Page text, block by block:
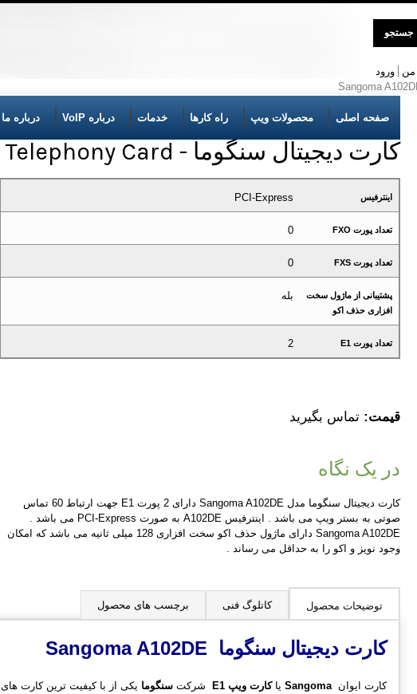
جستجو
من
ورود
صفحه اصلی محصولات ویپ راه کارها خدمات درباره VoIP درباره ما
کارت دیجیتال سنگوما - Sangoma A102DE Telephony Card
اینترفیس PCI-Express
تعداد پورت FXO 0
تعداد پورت FXS 0
پشتیبانی از ماژول سخت
افزاری حذف اکو
بله
تعداد پورت E1 2
قیمت: تماس بگیرید
در یک نگاه
کارت دیجیتال سنگوما مدل Sangoma A102DE دارای 2 پورت E1 جهت ارتباط 60 تماس
صوتی به بستر ویپ می باشد . اینترفیس A102DE به صورت PCI-Express می باشد .
Sangoma A102DE دارای ماژول حذف اکو سخت افزاری 128 میلی ثانیه می باشد که امکان
وجود نویز و اکو را به حداقل می رساند .
توضیحات محصول کاتلوگ فنی برچسب های محصول
کارت دیجیتال سنگوما Sangoma A102DE
کارت ایوانSangoma یاکارت ویپE1 شرکت سنگوما یکی از با کیفیت ترین کارت های E1 می باشد که امکان استفاده از حذف اکوی سخت افزاری telco-grade خطوط